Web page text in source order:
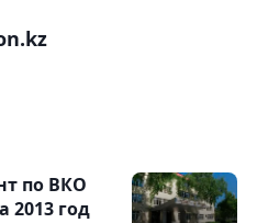
по ВКО
2013 год